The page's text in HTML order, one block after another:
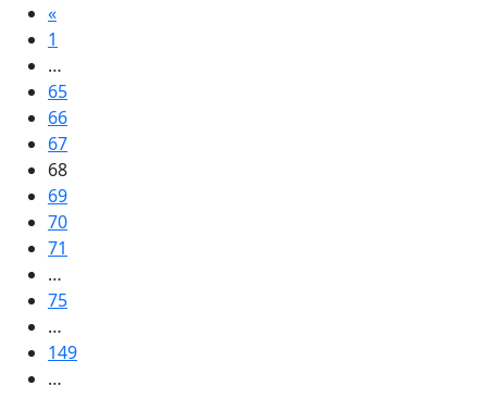
«
1
…
65
66
67
68
69
70
71
…
75
…
149
…